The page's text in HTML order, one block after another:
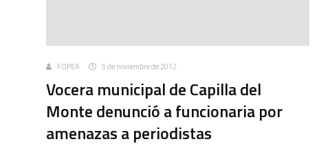
FOPEA 5 de noviembre de 2012
Vocera municipal de Capilla del
Monte denunció a funcionaria por
amenazas a periodistas